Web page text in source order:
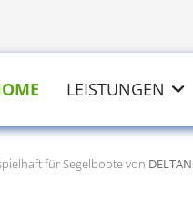
LEISTUNGEN
für Segelboote von